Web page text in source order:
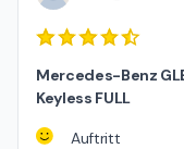
Mercedes-Benz
Keyless FULL
Auftritt